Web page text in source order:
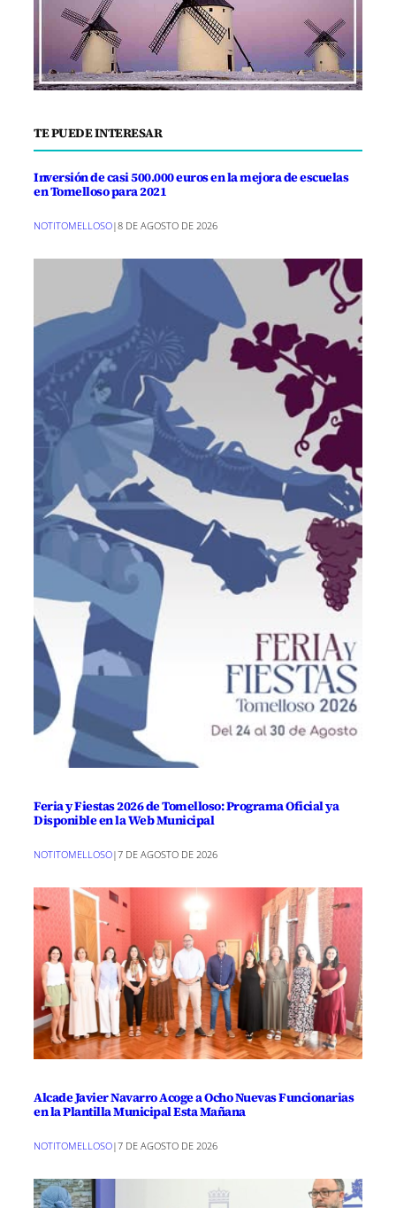
TE PUEDE INTERESAR
Inversión de casi 500.000 euros en la mejora de escuelas
en Tomelloso para 2021
NOTITOMELLOSO|8 DE AGOSTO DE 2026
Feria y Fiestas 2026 de Tomelloso: Programa Oficial ya
Disponible en la Web Municipal
NOTITOMELLOSO|7 DE AGOSTO DE 2026
Alcade Javier Navarro Acoge a Ocho Nuevas Funcionarias
en la Plantilla Municipal Esta Mañana
NOTITOMELLOSO|7 DE AGOSTO DE 2026